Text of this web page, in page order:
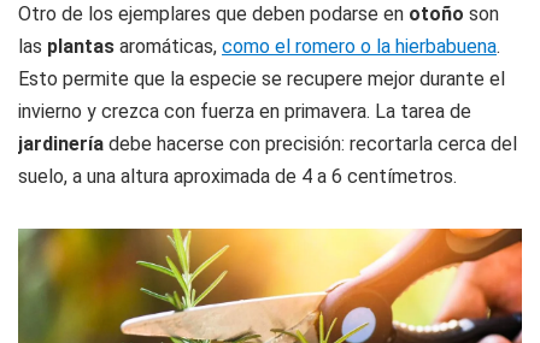
Otro de los ejemplares que deben podarse en otoño son
las plantas aromáticas, como el romero o la hierbabuena.
Esto permite que la especie se recupere mejor durante el
invierno y crezca con fuerza en primavera. La tarea de
jardinería debe hacerse con precisión: recortarla cerca del
suelo, a una altura aproximada de 4 a 6 centímetros.